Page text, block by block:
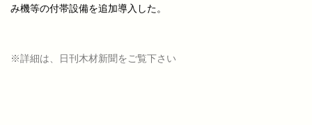
み機等の付帯設備を追加導入した。
※詳細は、日刊木材新聞をご覧下さい